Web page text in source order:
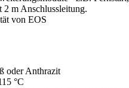
m Anschlussleitung.
von EOS
oder Anthrazit
°C